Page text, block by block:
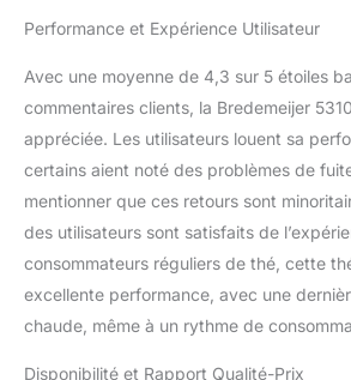
Performance et Expérience Utilisateur
Avec une moyenne de 4,3 sur 5 étoiles
commentaires clients, la Bredemeijer
appréciée. Les utilisateurs louent sa
certains aient noté des problèmes de
mentionner que ces retours sont
des utilisateurs sont satisfaits de
consommateurs réguliers de thé, cette
excellente performance, avec une
chaude, même à un rythme de
Disponibilité et Rapport Qualité-Prix